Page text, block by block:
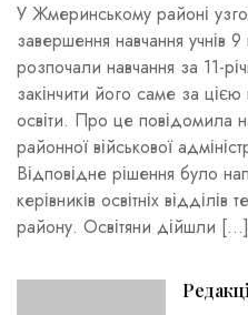
У Жмеринському районі
завершення навчання учнів
розпочали навчання за 11-
закінчити його саме за
освіти. Про це повідомила
районної військової
Відповідне рішення було
керівників освітніх
району. Освітяни дійшли […]